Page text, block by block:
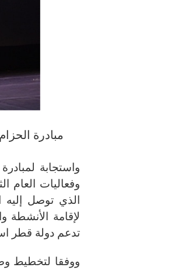
مبادرة
واستجابة
وفعاليات العام
الذي توصل
تدعم دولة قطر
ووفقا لتخطيط